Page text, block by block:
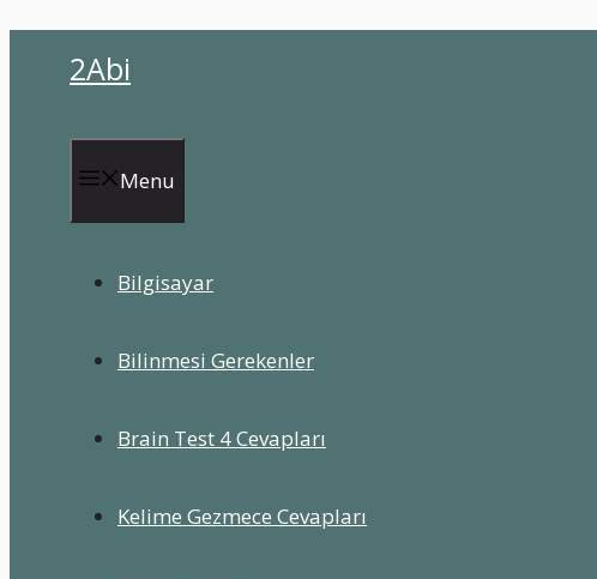
2Abi
Menu
Bilgisayar
Bilinmesi Gerekenler
Brain Test 4 Cevapları
Kelime Gezmece Cevapları